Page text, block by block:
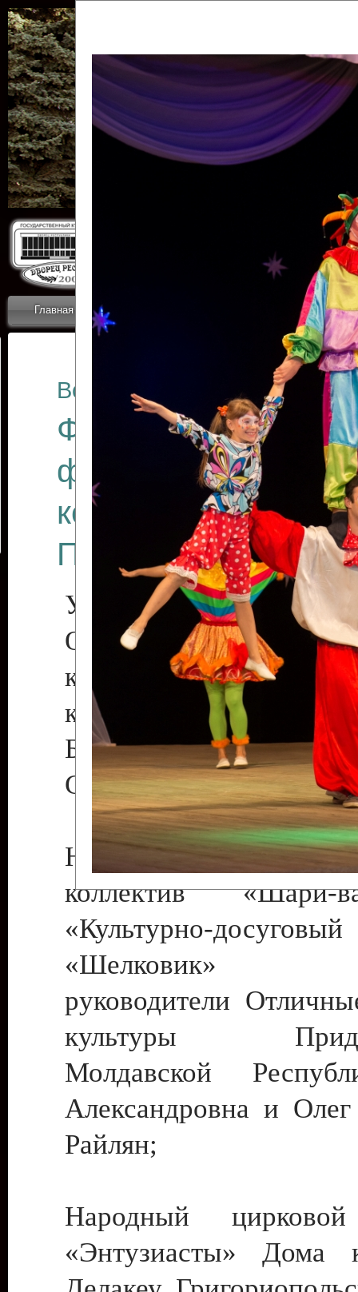
Главная Приветствие Новости
ОТЧЕТЫ ГКЦ
Все отчеты
Финал
фестиваля
коллективов
Приднестровского
Участники фестиваля:
Образцовый
коллектив
культуры с.
Бендеры ,
Светлана Георгиевна
Народный цирковой
коллектив
«Культурно-
«Шелковик»
руководители
культуры
Молдавской
Александровна и
Райлян;
Народный цирковой
«Энтузиасты» Дома